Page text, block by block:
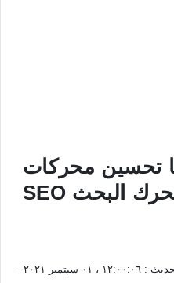
تحسين محركات
البحث أم تسويق محرك البحث SEO
: ١٢:٠٠:٠٦ ، ٠١ سبتمبر ٢٠٢١
-